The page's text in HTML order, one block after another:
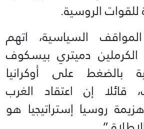
للقوات الروسية.
السياسية، اتهم
دميتري بيسكوف
بالضغط على أوكرانيا
قائلا إن اعتقاد الغرب
روسيا إستراتيجيا هو